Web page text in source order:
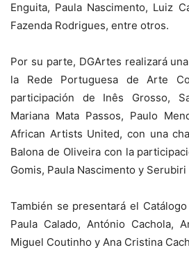
Enguita, Paula Nascimento, Luiz
Fazenda Rodrigues, entre otros.
Por su parte, DGArtes realizará
la Rede Portuguesa de Arte
participación de Inês Grosso,
Mariana Mata Passos, Paulo
African Artists United, con una
Balona de Oliveira con la
Gomis, Paula Nascimento y Serubiri
También se presentará el
Paula Calado, António Cachola,
Miguel Coutinho y Ana Cristina